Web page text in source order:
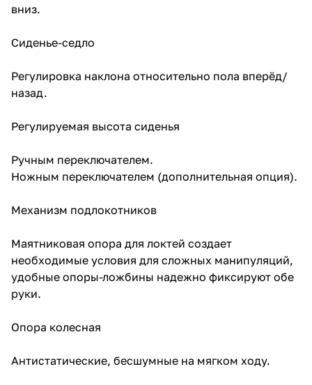
вниз.
Сиденье-седло
Регулировка наклона относительно пола вперёд/
назад.
Регулируемая высота сиденья
Ручным переключателем.
Ножным переключателем (дополнительная опция).
Механизм подлокотников
Маятниковая опора для локтей создает
необходимые условия для сложных манипуляций,
удобные опоры-ложбины надежно фиксируют обе
руки.
Опора колесная
Антистатические, бесшумные на мягком ходу.